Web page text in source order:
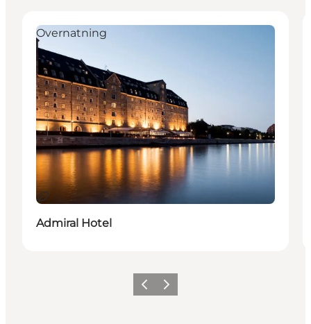
Bæredygtige oplevelser
Overnatning
Admiral Hotel
ForrigeNæste